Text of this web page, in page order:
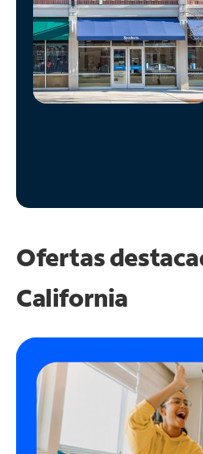
Administrar
cuenta
Encuentra
una
tienda
Ofertas
California